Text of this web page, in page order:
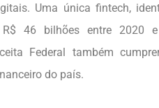
Uma única fintech,
R$ 46 bilhões entre 2020
Federal também
do país.